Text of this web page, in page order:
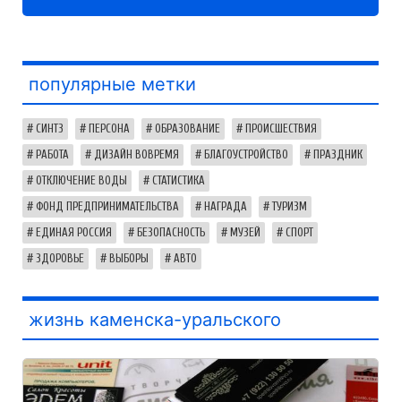
популярные метки
СИНТЗ ПЕРСОНА ОБРАЗОВАНИЕ ПРОИСШЕСТВИЯ
РАБОТА ДИЗАЙН ВОВРЕМЯ БЛАГОУСТРОЙСТВО ПРАЗДНИК
ОТКЛЮЧЕНИЕ ВОДЫ СТАТИСТИКА
ФОНД ПРЕДПРИНИМАТЕЛЬСТВА НАГРАДА ТУРИЗМ
ЕДИНАЯ РОССИЯ БЕЗОПАСНОСТЬ МУЗЕЙ СПОРТ
ЗДОРОВЬЕ ВЫБОРЫ АВТО
жизнь каменска-уральского